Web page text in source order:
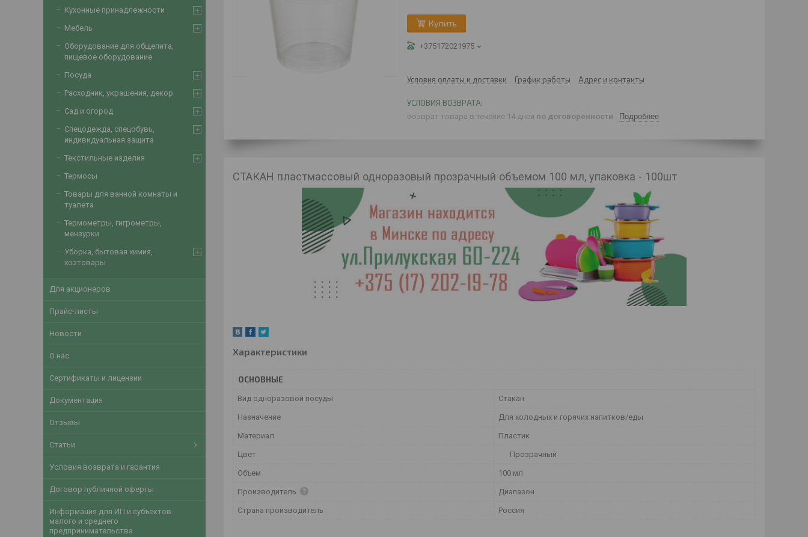
Купить
+375172021975
Условия оплаты и доставки График работы Адрес и контакты
возврат товара в течение 14 дней по договоренности Подробнее
СТАКАН пластмассовый одноразовый прозрачный объемом 100 мл, упаковка - 100шт
Характеристики
ОСНОВНЫЕ
Вид одноразовой посуды Стакан
Назначение Для холодных и горячих напитков/еды
Материал Пластик
Цвет Прозрачный
Объем 100 мл
Производитель Диапазон
Страна производитель Россия
Кухонные принадлежности
Мебель
Оборудование для общепита,
пищевое оборудование
Посуда
Расходник, украшения, декор
Сад и огород
Спецодежда, спецобувь,
индивидуальная защита
Текстильные изделия
Термосы
Товары для ванной комнаты и
туалета
Термометры, гигрометры,
мензурки
Уборка, бытовая химия,
хозтовары
Для акционеров
Прайс-листы
Новости
О нас
Сертификаты и лицензии
Документация
Отзывы
Статьи
Условия возврата и гарантия
Договор публичной оферты
Информация для ИП и субъектов
малого и среднего
предпринимательства